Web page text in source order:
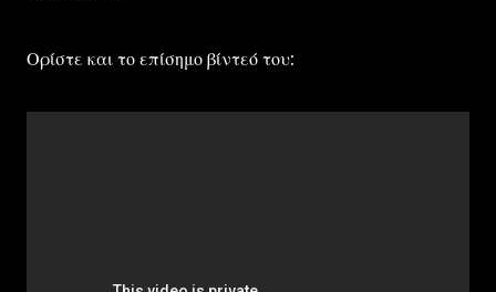
Ορίστε και το επίσημο βίντεό του: